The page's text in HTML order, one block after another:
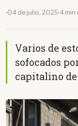
04 de julio, 2025 4 min
Varios de
sofocados
capitalino